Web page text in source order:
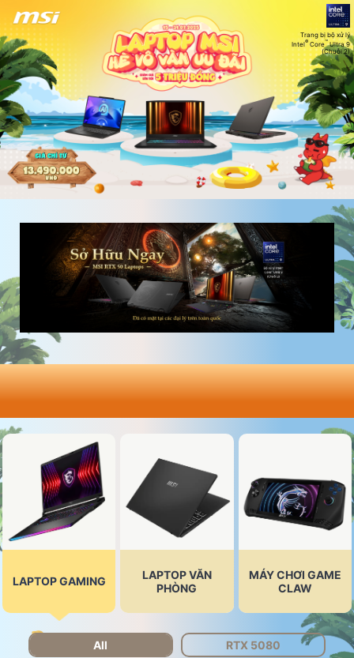
Trang bị bộ xử lý
Intel® Core™Ultra 9
(Chuỗi 2)
Ưu đãi hấp dẫn khi mua
LAPTOP GAMING
LAPTOP VĂN
PHÒNG
MÁY CHƠI GAME
CLAW
All RTX 5080